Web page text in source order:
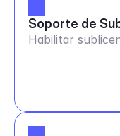
Soporte de
Habilitar